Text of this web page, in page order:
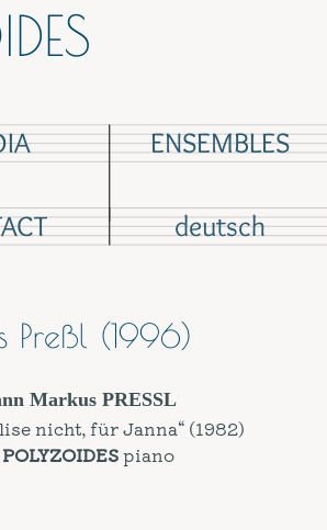
ENSEMBLES
deutsch
Preßl (1996)
Markus PRESSL
nicht, für Janna“ (1982)
piano